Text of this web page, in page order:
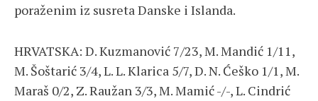
poraženim iz susreta Danske i Islanda.
HRVATSKA: D. Kuzmanović 7/23, M. Mandić 1/11,
M. Šoštarić 3/4, L. L. Klarica 5/7, D. N. Ćeško 1/1, M.
Maraš 0/2, Z. Raužan 3/3, M. Mamić -/-, L. Cindrić